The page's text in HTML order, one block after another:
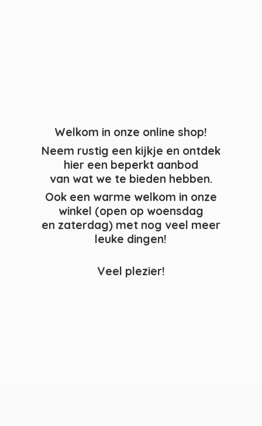
Welkom in onze online shop!
Neem rustig een kijkje en ontdek
hier een beperkt aanbod
van wat we te bieden hebben.
Ook een warme welkom in onze
winkel (open op woensdag
en zaterdag) met nog veel meer
leuke dingen!
Veel plezier!